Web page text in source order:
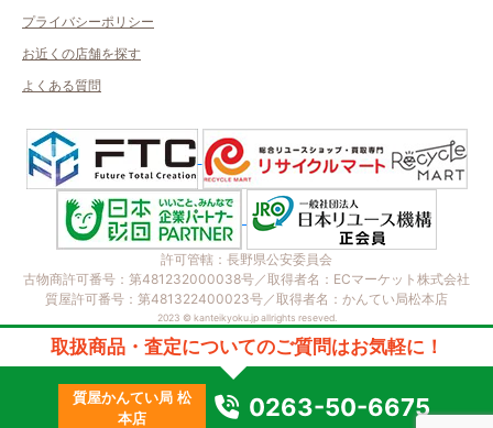
プライバシーポリシー
お近くの店舗を探す
よくある質問
許可管轄：長野県公安委員会
古物商許可番号：第481232000038号／取得者名：ECマーケット株式会社
質屋許可番号：第481322400023号／取得者名：かんてい局松本店
2023 © kanteikyoku.jp allrights reseved.
取扱商品・査定についてのご質問はお気軽に！
質屋かんてい局 松
本店
0263-50-6675